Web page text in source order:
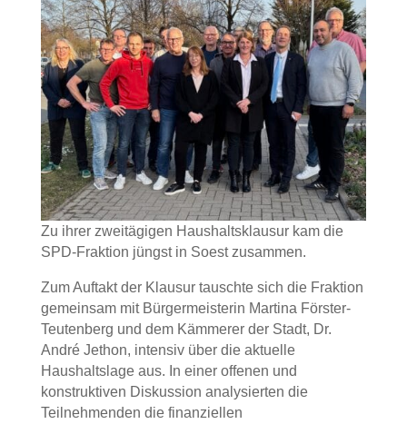
Zu ihrer zweitägigen Haushaltsklausur kam die
SPD-Fraktion jüngst in Soest zusammen.
Zum Auftakt der Klausur tauschte sich die Fraktion
gemeinsam mit Bürgermeisterin Martina Förster-
Teutenberg und dem Kämmerer der Stadt, Dr.
André Jethon, intensiv über die aktuelle
Haushaltslage aus. In einer offenen und
konstruktiven Diskussion analysierten die
Teilnehmenden die finanziellen